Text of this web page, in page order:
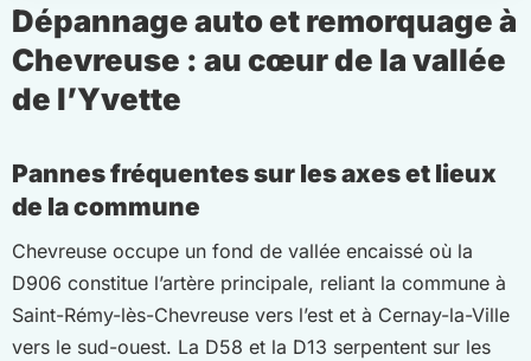
Dépannage auto et remorquage à
Chevreuse : au cœur de la vallée
de l’Yvette
Pannes fréquentes sur les axes et lieux
de la commune
Chevreuse occupe un fond de vallée encaissé où la
D906 constitue l’artère principale, reliant la commune à
Saint-Rémy-lès-Chevreuse vers l’est et à Cernay-la-Ville
vers le sud-ouest. La D58 et la D13 serpentent sur les